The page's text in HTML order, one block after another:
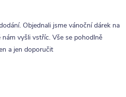
Objednali jsme vánoční dárek na
vyšli vstříc. Vše se pohodlně
a jen doporučit